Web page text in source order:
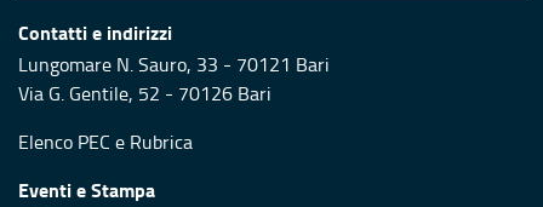
Contatti e indirizzi
Lungomare N. Sauro, 33 - 70121 Bari
Via G. Gentile, 52 - 70126 Bari
Elenco PEC e Rubrica
Eventi e Stampa